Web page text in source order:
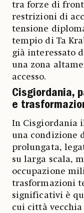
tra forze di
restrizioni di
tensione
tempio di Ta
già interessato
una zona
accesso.
Cisgiordania,
e
In Cisgiordania
una condizione
prolungata,
su larga scala,
occupazione
trasformazioni
significativi è
cui città